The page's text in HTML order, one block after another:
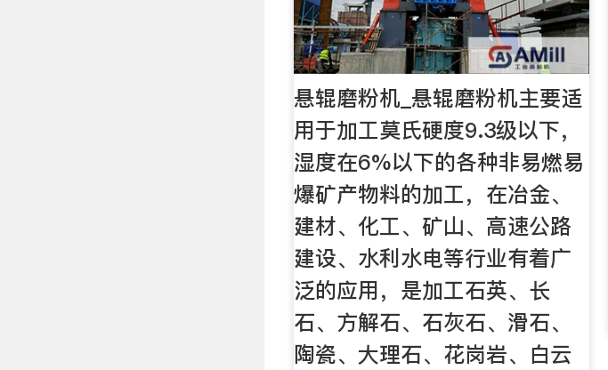
悬辊磨粉机_悬辊磨粉机主要适
用于加工莫氏硬度9.3级以下，
湿度在6%以下的各种非易燃易
爆矿产物料的加工，在冶金、
建材、化工、矿山、高速公路
建设、水利水电等行业有着广
泛的应用，是加工石英、长
石、方解石、石灰石、滑石、
陶瓷、大理石、花岗岩、白云